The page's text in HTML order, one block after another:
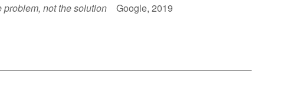
not the solutionGoogle, 2019